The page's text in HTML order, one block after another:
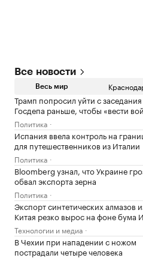
Все новости
Весь мир
Трамп попросил уйти с заседания
Госдепа раньше, чтобы «вести
Политика
Испания ввела контроль на
для путешественников из Италии
Политика
Bloomberg узнал, что Украине
обвал экспорта зерна
Политика
Экспорт синтетических алмазов
Китая резко вырос на фоне бума
Технологии и медиа
В Чехии при нападении с ножом
пострадали четыре человека